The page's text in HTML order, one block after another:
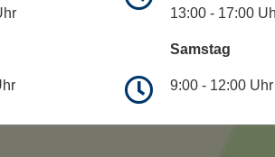
13:00 - 17:00
Samstag
9:00 - 12:00 Uhr